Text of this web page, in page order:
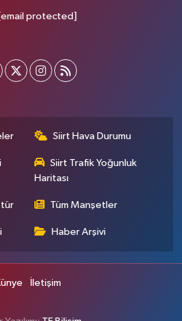
[email protected]
Siirt Hava Durumu
Siirt Trafik Yoğunluk
Haritası
Tüm Manşetler
Haber Arşivi
İletişim